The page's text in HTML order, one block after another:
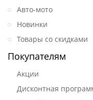
Авто-мото
Новинки
Товары со скидками
Покупателям
Акции
Дисконтная